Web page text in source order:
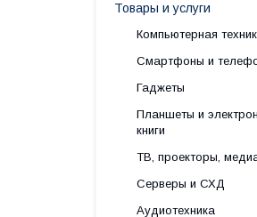
Товары и услуги
Компьютерная
Смартфоны и
Гаджеты
Планшеты и
книги
ТВ, проекторы,
Серверы и СХД
Аудиотехника